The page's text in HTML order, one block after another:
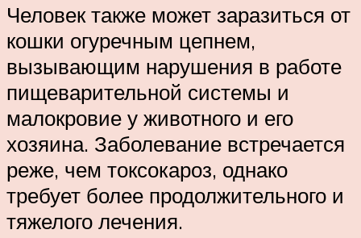
Человек также может заразиться от
кошки огуречным цепнем,
вызывающим нарушения в работе
пищеварительной системы и
малокровие у животного и его
хозяина. Заболевание встречается
реже, чем токсокароз, однако
требует более продолжительного и
тяжелого лечения.